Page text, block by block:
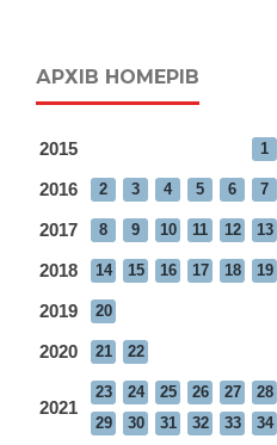
АРХІВ НОМЕРІВ
2015 1
2016 2 3 4 5 6 7
2017 8 9 10 11 12 13
2018 14 15 16 17 18 19
2019 20
2020 21 22
2021
23 24 25 26 27
28
29
30 31 32 33 34